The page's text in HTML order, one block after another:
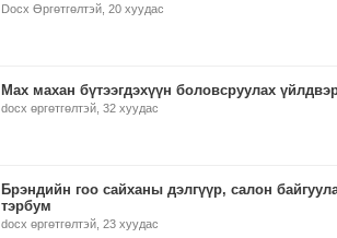
Docx Өргөтгөлтэй, 20 хуудас
Мах махан бүтээгдэхүүн боловсруулах
docx өргөтгөлтэй, 32 хуудас
Брэндийн гоо сайханы дэлгүүр, салон
тэрбум
docx өргөтгөлтэй, 23 хуудас